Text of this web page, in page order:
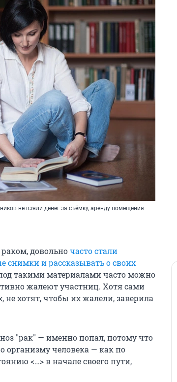
не взяли денег за съёмку, аренду помещения
довольночасто стали
снимки и рассказывать о своих
такими материалами часто можно
жалеют участниц. Хотя сами
не хотят, чтобы их жалели, заверила
"рак" — именно попал, потому что
организму человека — как по
<…> в начале своего пути,